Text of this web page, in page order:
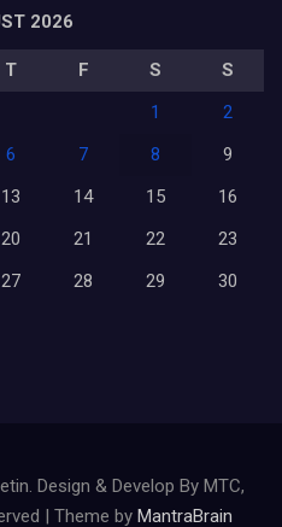
2026
T F S
S
1
2
6 7 8
9
13 14 15
16
20 21 22
23
27 28 29
30
Design & Develop By MTC,
| Theme by MantraBrain